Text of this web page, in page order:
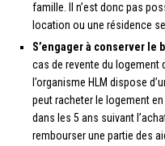
famille. Il n’est donc pas
location ou une résidence
S’engager à conserver le
cas de revente du logement
l’organisme HLM dispose
peut racheter le logement
dans les 5 ans suivant
rembourser une partie des